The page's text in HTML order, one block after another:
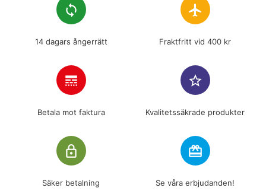
loop
14 dagars ångerrätt
flight
Fraktfritt vid 400 kr
line_style
Betala mot faktura
star_border
Kvalitetssäkrade produkter
lock_outline
Säker betalning
redeem
Se våra erbjudanden!